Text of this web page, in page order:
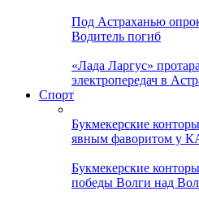
Под Астраханью
Водитель погиб
«Лада Ларгус»
электропередач в
Спорт
Букмекерские
явным фаворитом у
Букмекерские
победы Волги над